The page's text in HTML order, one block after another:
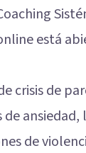
está
crisis de
ansiedad,
de